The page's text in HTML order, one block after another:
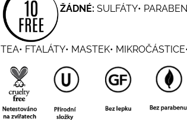
ŽÁDNÉ: SULFÁTY•
TEA• FTALÁTY• MASTEK•